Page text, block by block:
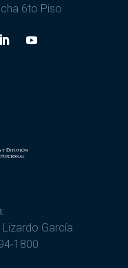
6to Piso
García
1800